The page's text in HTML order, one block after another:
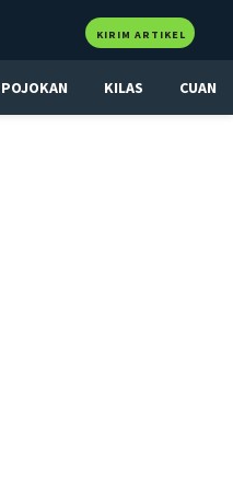
KIRIM ARTIKEL
POJOKAN KILAS CUAN